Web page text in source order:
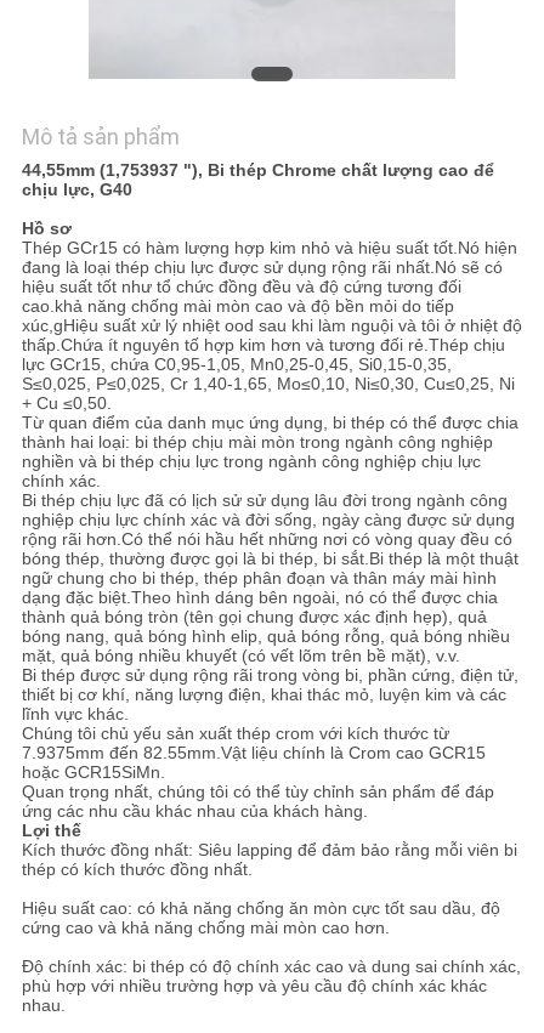
TRANG
WEB
PRIVACY
POLICY
Mô tả sản phẩm
44,55mm (1,753937 "), Bi thép Chrome chất lượng cao để
chịu lực, G40
Hồ sơ
Thép GCr15 có hàm lượng hợp kim nhỏ và hiệu suất tốt.Nó hiện
đang là loại thép chịu lực được sử dụng rộng rãi nhất.Nó sẽ có
hiệu suất tốt như tổ chức đồng đều và độ cứng tương đối
cao.khả năng chống mài mòn cao và độ bền mỏi do tiếp
xúc,gHiệu suất xử lý nhiệt ood sau khi làm nguội và tôi ở nhiệt độ
thấp.Chứa ít nguyên tố hợp kim hơn và tương đối rẻ.Thép chịu
lực GCr15, chứa C0,95-1,05, Mn0,25-0,45, Si0,15-0,35,
S≤0,025, P≤0,025, Cr 1,40-1,65, Mo≤0,10, Ni≤0,30, Cu≤0,25, Ni
+ Cu ≤0,50.
Từ quan điểm của danh mục ứng dụng, bi thép có thể được chia
thành hai loại: bi thép chịu mài mòn trong ngành công nghiệp
nghiền và bi thép chịu lực trong ngành công nghiệp chịu lực
chính xác.
Bi thép chịu lực đã có lịch sử sử dụng lâu đời trong ngành công
nghiệp chịu lực chính xác và đời sống, ngày càng được sử dụng
rộng rãi hơn.Có thể nói hầu hết những nơi có vòng quay đều có
bóng thép, thường được gọi là bi thép, bi sắt.Bi thép là một thuật
ngữ chung cho bi thép, thép phân đoạn và thân máy mài hình
dạng đặc biệt.Theo hình dáng bên ngoài, nó có thể được chia
thành quả bóng tròn (tên gọi chung được xác định hẹp), quả
bóng nang, quả bóng hình elip, quả bóng rỗng, quả bóng nhiều
mặt, quả bóng nhiều khuyết (có vết lõm trên bề mặt), v.v.
Bi thép được sử dụng rộng rãi trong vòng bi, phần cứng, điện tử,
thiết bị cơ khí, năng lượng điện, khai thác mỏ, luyện kim và các
lĩnh vực khác.
Chúng tôi chủ yếu sản xuất thép crom với kích thước từ
7.9375mm đến 82.55mm.Vật liệu chính là Crom cao GCR15
hoặc GCR15SiMn.
Quan trọng nhất, chúng tôi có thể tùy chỉnh sản phẩm để đáp
ứng các nhu cầu khác nhau của khách hàng.
Lợi thế
Kích thước đồng nhất: Siêu lapping để đảm bảo rằng mỗi viên bi
thép có kích thước đồng nhất.
Hiệu suất cao: có khả năng chống ăn mòn cực tốt sau dầu, độ
cứng cao và khả năng chống mài mòn cao hơn.
Độ chính xác: bi thép có độ chính xác cao và dung sai chính xác,
phù hợp với nhiều trường hợp và yêu cầu độ chính xác khác
nhau.